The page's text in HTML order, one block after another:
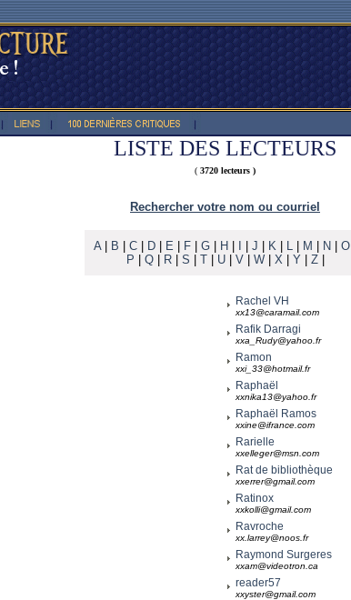
LISTE DES LECTEURS
( 3720 lecteurs )
Rechercher votre nom ou courriel
A| B C D E F G H J K L M N O
P
Q| R| S T| U| V| W| X| Y| Z|
Rachel VH
xx13@caramail.com
Rafik Darragi
xxa_Rudy@yahoo.fr
Ramon
xxi_33@hotmail.fr
Raphaël
xxnika13@yahoo.fr
Raphaël Ramos
xxine@ifrance.com
Rarielle
xxelleger@msn.com
Rat de bibliothèque
xxerrer@gmail.com
Ratinox
xxkolli@gmail.com
Ravroche
xx.larrey@noos.fr
Raymond Surgeres
xxam@videotron.ca
reader57
xxyster@gmail.com